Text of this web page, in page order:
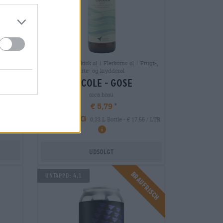
Sure øl | Frankisk øl | Flerkorns øl | Frugt-,
urte- og krydderøl
cucole - gose
orca brau
€ 5,79
MEHRWEG
0,33 L Bottle - € 17,55 / LTR
Udsolgt
Braufrisch
Untappd: 4,1